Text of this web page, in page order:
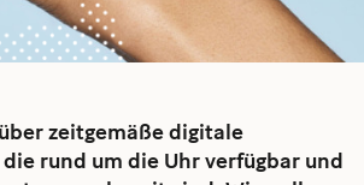
zeitgemäße digitale
rund um die Uhr verfügbar und